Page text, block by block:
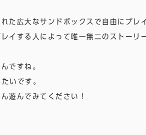
広大なサンドボックスで自由にプ
イする人によって唯一無二のストー
ですね。
いです。
遊んでみてください！